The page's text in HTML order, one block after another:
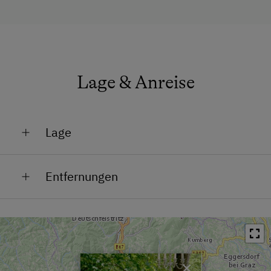
Lage & Anreise
Lage
Entfernungen
Bushaltestelle in 3.5 km
Ortszentrum in 3.5 km